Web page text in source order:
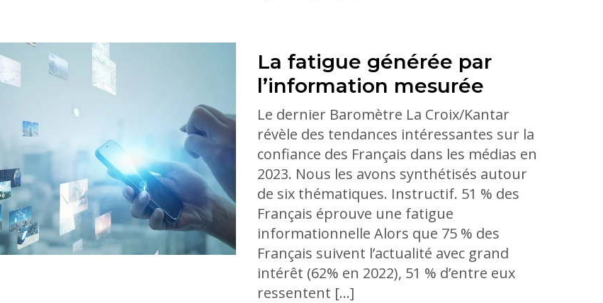
La fatigue générée par
l’information mesurée
Le dernier Baromètre La Croix/Kantar
révèle des tendances intéressantes sur la
confiance des Français dans les médias en
2023. Nous les avons synthétisés autour
de six thématiques. Instructif. 51 % des
Français éprouve une fatigue
informationnelle Alors que 75 % des
Français suivent l’actualité avec grand
intérêt (62% en 2022), 51 % d’entre eux
ressentent […]